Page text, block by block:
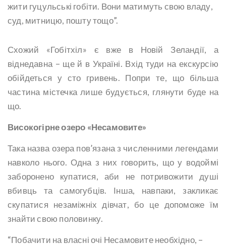
жити гуцульські гобіти. Вони матимуть свою владу,
суд, митницю, пошту тощо”.
Схожий «Гобітхіл» є вже в Новій Зеландії, а
віднедавна – ще й в Україні. Вхід туди на екскурсію
обійдеться у сто гривень. Попри те, що більша
частина містечка лише будується, глянути буде на
що.
Високогірне озеро «Несамовите»
Така назва озера пов’язана з численними легендами
навколо нього. Одна з них говорить, що у водоймі
заборонено купатися, аби не потривожити душі
вбивць та самогубців. Інша, навпаки, закликає
скупатися незаміжніх дівчат, бо це допоможе їм
знайти свою половинку.
“Побачити на власні очі Несамовите необхідно, –